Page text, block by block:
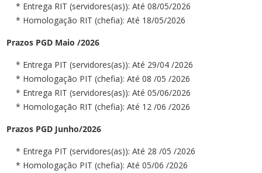
* Entrega RIT (servidores(as)): Até 08/05/2026
* Homologação RIT (chefia): Até 18/05/2026
Prazos PGD Maio /2026
* Entrega PIT (servidores(as)): Até 29/04 /2026
* Homologação PIT (chefia): Até 08 /05 /2026
* Entrega RIT (servidores(as)): Até 05/06/2026
* Homologação RIT (chefia): Até 12 /06 /2026
Prazos PGD Junho/2026
* Entrega PIT (servidores(as)): Até 28 /05 /2026
* Homologação PIT (chefia): Até 05/06 /2026